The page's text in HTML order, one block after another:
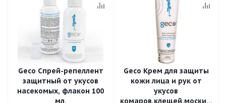
Geco Спрей-репеллент
защитный от укусов
насекомых, флакон 100
мл.
Geco Крем для защиты
кожи лица и рук от
укусов